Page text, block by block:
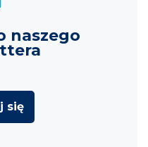
naszego
się